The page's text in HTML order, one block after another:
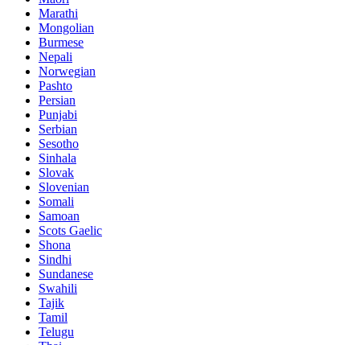
Marathi
Mongolian
Burmese
Nepali
Norwegian
Pashto
Persian
Punjabi
Serbian
Sesotho
Sinhala
Slovak
Slovenian
Somali
Samoan
Scots Gaelic
Shona
Sindhi
Sundanese
Swahili
Tajik
Tamil
Telugu